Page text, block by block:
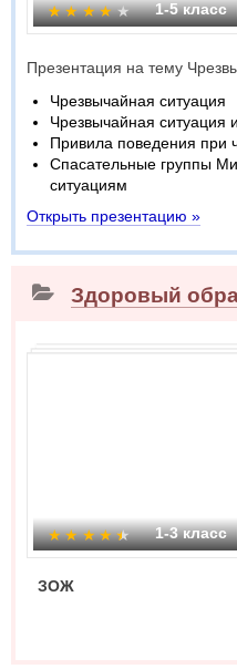
1-5 класс
Презентация на тему
Чрезвычайная ситуация
Чрезвычайная ситуация
Привила поведения при
Спасательные группы
ситуациям
Открыть презентацию »
Здоровый
1-3 класс
ЗОЖ